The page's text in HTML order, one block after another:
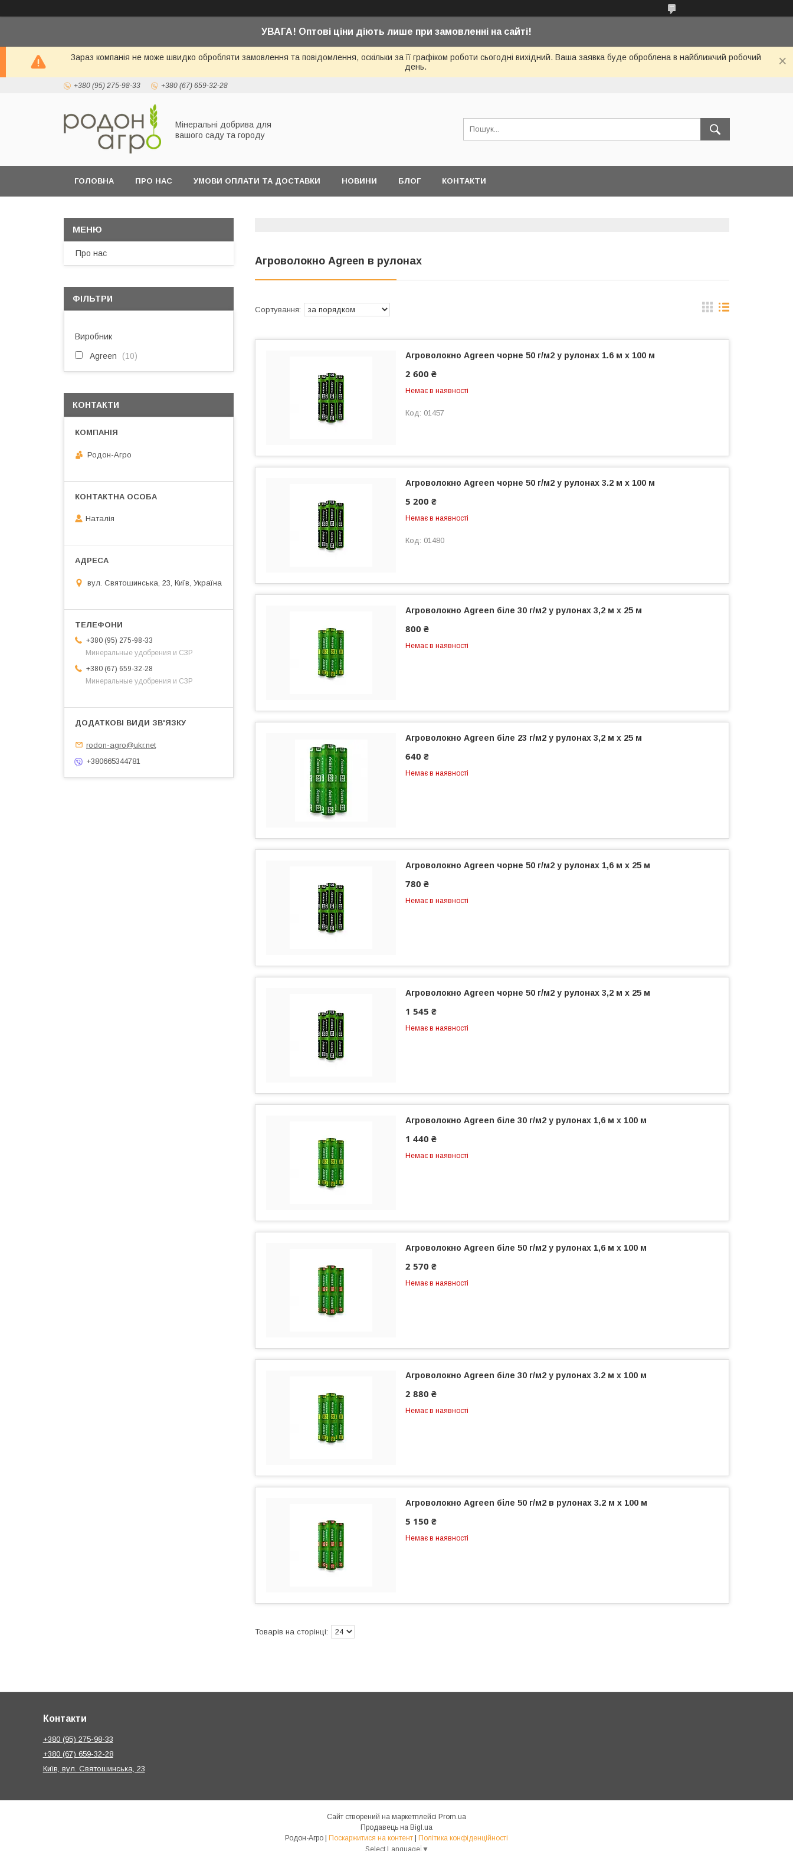
УВАГА! Оптові ціни діють лише при замовленні на сайті!
Зараз компанія не може швидко обробляти замовлення та повідомлення, оскільки за її графіком роботи сьогодні вихідний. Ваша заявка буде оброблена в найближчий робочий
день.
+380 (95) 275-98-33 +380 (67) 659-32-28
Мінеральні добрива для
вашого саду та городу
ГОЛОВНА ПРО НАС УМОВИ ОПЛАТИ ТА ДОСТАВКИ НОВИНИ БЛОГ КОНТАКТИ
Агроволокно Agreen в рулонах
Агроволокно Agreen чорне 50 г/м2 у рулонах 1.6 м х 100 м
2 600 ₴
Немає в наявності
01457
Агроволокно Agreen чорне 50 г/м2 у рулонах 3.2 м х 100 м
5 200 ₴
Немає в наявності
01480
Агроволокно Agreen біле 30 г/м2 у рулонах 3,2 м х 25 м
800 ₴
Немає в наявності
Агроволокно Agreen біле 23 г/м2 у рулонах 3,2 м х 25 м
640 ₴
Немає в наявності
Агроволокно Agreen чорне 50 г/м2 у рулонах 1,6 м х 25 м
780 ₴
Немає в наявності
Агроволокно Agreen чорне 50 г/м2 у рулонах 3,2 м х 25 м
1 545 ₴
Немає в наявності
Агроволокно Agreen біле 30 г/м2 у рулонах 1,6 м х 100 м
1 440 ₴
Немає в наявності
Агроволокно Agreen біле 50 г/м2 у рулонах 1,6 м х 100 м
2 570 ₴
Немає в наявності
Агроволокно Agreen біле 30 г/м2 у рулонах 3.2 м х 100 м
2 880 ₴
Немає в наявності
Агроволокно Agreen біле 50 г/м2 в рулонах 3.2 м х 100 м
5 150 ₴
Немає в наявності
Про нас
ФІЛЬТРИ
Виробник
Agreen 10
КОНТАКТИ
Родон-Агро
Наталія
вул. Святошинська, 23, Київ, Україна
+380 (95) 275-98-33
Минеральные удобрения и СЗР
+380 (67) 659-32-28
Минеральные удобрения и СЗР
rodon-agro@ukr.net
+380665344781
Контакти
+380 (95) 275-98-33
+380 (67) 659-32-28
Київ, вул. Святошинська, 23
Сайт створений на маркетплейсі Prom.ua
Продавець на Bigl.ua
Поскаржитися на контент
Політика конфіденційності
Select Language ▼